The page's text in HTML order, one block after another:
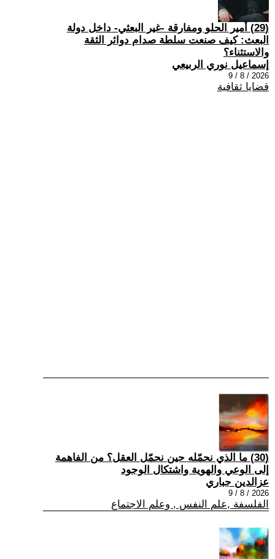
(29) أمير الحلو ومفارقة -غير البعثي- داخل دولة
البعث: كيف صنعت سلطة صدام دوائر الثقة
والاستثناء؟
إسماعيل نوري الربيعي
2026 / 8 / 9
قضايا ثقافية
(30) ما الذي نحمّله حين نحمّل العقل؟ من الفاهمة
إلى الوعي والهوية واشتكال الوجود
عزالدين جباري
2026 / 8 / 9
الفلسفة ,علم النفس , وعلم الاجتماع